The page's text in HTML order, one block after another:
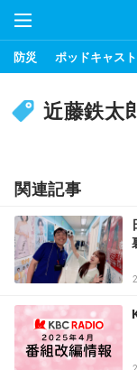
防災 ポッドキャスト
近藤鉄太
関連記事